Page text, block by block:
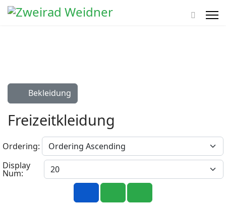
Bekleidung
Freizeitkleidung
Ordering:
Display
Num: